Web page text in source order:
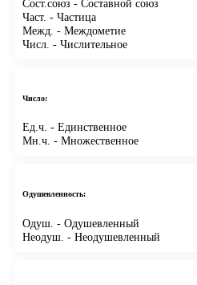
Сост.союз - Составной союз
Част. - Частица
Межд. - Междометие
Числ. - Числительное
Число:
Ед.ч. - Единственное
Мн.ч. - Множественное
Одушевленность:
Одуш. - Одушевленный
Неодуш. - Неодушевленный